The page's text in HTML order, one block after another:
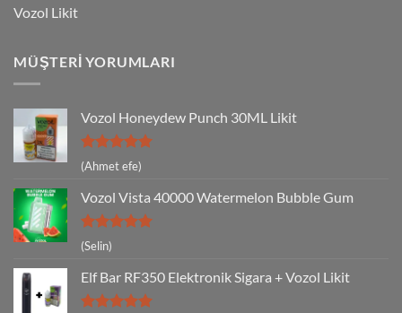
Vozol Likit
MÜŞTERI YORUMLARI
Vozol Honeydew Punch 30ML Likit
5 üzerinden
5
(Ahmet efe)
Vozol Vista 40000 Watermelon Bubble Gum
5 üzerinden
5
oy aldı
(Selin)
Elf Bar RF350 Elektronik Sigara + Vozol Likit